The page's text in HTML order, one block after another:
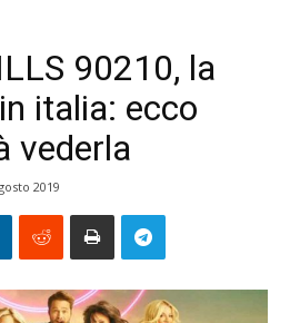
90210, la
italia: ecco
vederla
2019